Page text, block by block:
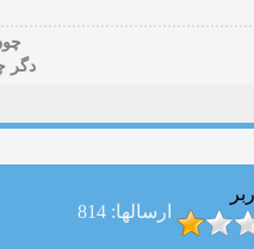
دگر
ارسالها: 814